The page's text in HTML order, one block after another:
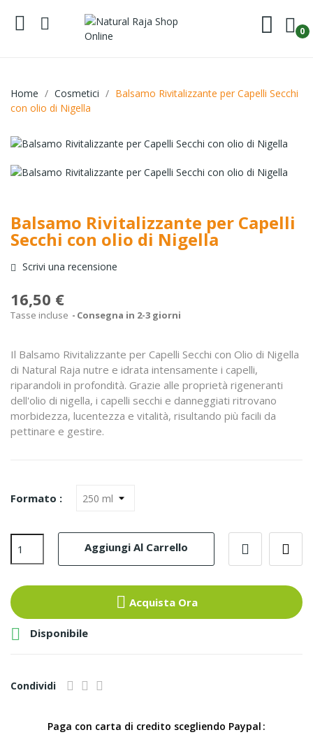
0
Home Cosmetici
Balsamo Rivitalizzante per Capelli Secchi
con olio di Nigella
Balsamo Rivitalizzante per Capelli
Secchi con olio di Nigella
Scrivi una recensione
16,50 €
Tasse incluse Consegna in 2-3 giorni
Il Balsamo Rivitalizzante per Capelli Secchi con Olio di Nigella
di Natural Raja nutre e idrata intensamente i capelli,
riparandoli in profondità. Grazie alle proprietà rigeneranti
dell'olio di nigella, i capelli secchi e danneggiati ritrovano
morbidezza, lucentezza e vitalità, risultando più facili da
pettinare e gestire.
Formato :
Aggiungi Al Carrello
Acquista Ora
 Disponibile
Condividi
Paga con carta di credito scegliendo Paypal